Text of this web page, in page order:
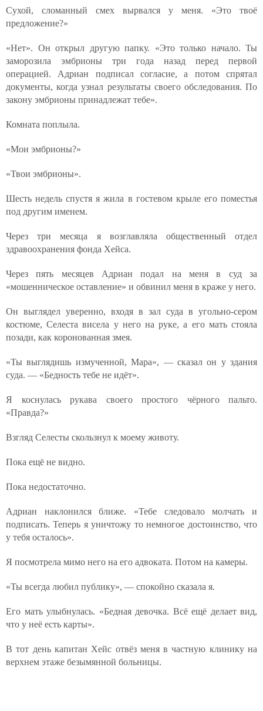
Сухой, сломанный смех вырвался у меня. «Это твоё
предложение?»
«Нет». Он открыл другую папку. «Это только начало. Ты
заморозила эмбрионы три года назад перед первой
операцией. Адриан подписал согласие, а потом спрятал
документы, когда узнал результаты своего обследования. По
закону эмбрионы принадлежат тебе».
Комната поплыла.
«Мои эмбрионы?»
«Твои эмбрионы».
Шесть недель спустя я жила в гостевом крыле его поместья
под другим именем.
Через три месяца я возглавляла общественный отдел
здравоохранения фонда Хейса.
Через пять месяцев Адриан подал на меня в суд за
«мошенническое оставление» и обвинил меня в краже у него.
Он выглядел уверенно, входя в зал суда в угольно-сером
костюме, Селеста висела у него на руке, а его мать стояла
позади, как коронованная змея.
«Ты выглядишь измученной, Мара», — сказал он у здания
суда. — «Бедность тебе не идёт».
Я коснулась рукава своего простого чёрного пальто.
«Правда?»
Взгляд Селесты скользнул к моему животу.
Пока ещё не видно.
Пока недостаточно.
Адриан наклонился ближе. «Тебе следовало молчать и
подписать. Теперь я уничтожу то немногое достоинство, что
у тебя осталось».
Я посмотрела мимо него на его адвоката. Потом на камеры.
«Ты всегда любил публику», — спокойно сказала я.
Его мать улыбнулась. «Бедная девочка. Всё ещё делает вид,
что у неё есть карты».
В тот день капитан Хейс отвёз меня в частную клинику на
верхнем этаже безымянной больницы.